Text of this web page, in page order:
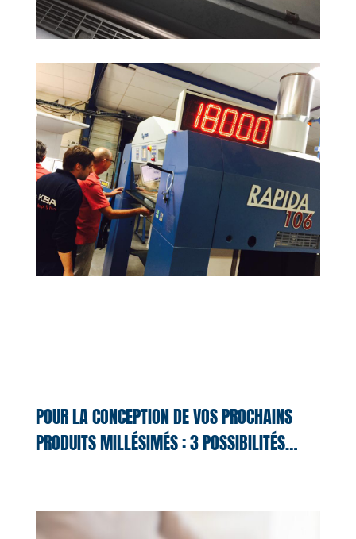
POUR LA CONCEPTION DE VOS PROCHAINS
PRODUITS MILLÉSIMÉS : 3 POSSIBILITÉS…